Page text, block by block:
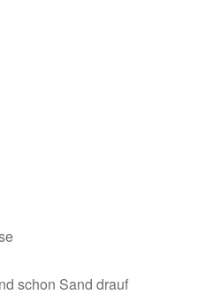
schon Sand drauf